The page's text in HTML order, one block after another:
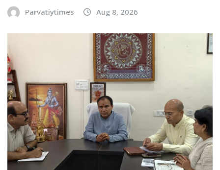
Parvatiytimes Aug 8, 2026